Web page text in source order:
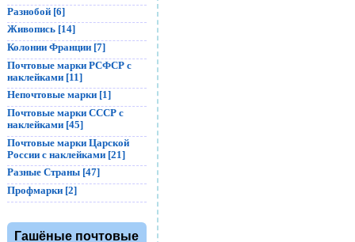
Разнобой [6]
Живопись [14]
Колонии Франции [7]
Почтовые марки РСФСР с
наклейками [11]
Непочтовые марки [1]
Почтовые марки СССР с
наклейками [45]
Почтовые марки Царской
России с наклейками [21]
Разные Страны [47]
Профмарки [2]
Гашёные почтовые